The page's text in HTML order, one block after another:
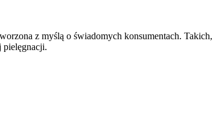
z myślą o świadomych konsumentach.
pielęgnacji.